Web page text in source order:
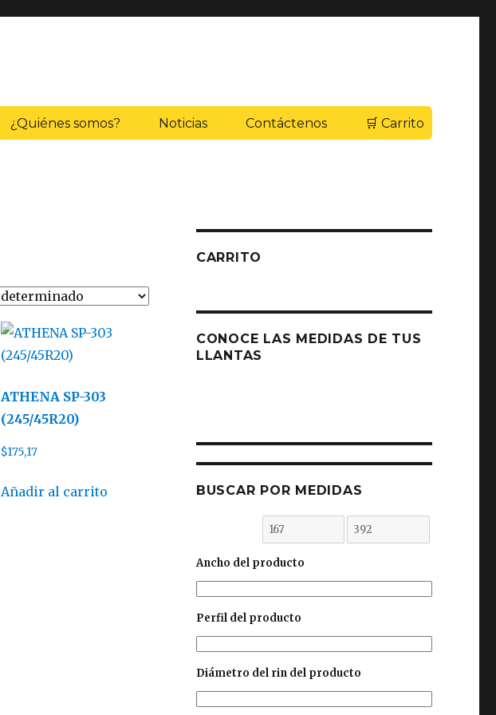
¿Quiénes somos? Noticias Contáctenos 🛒 Carrito
ATHENA SP-303
(245/45R20)
$175,17
Añadir al carrito
CARRITO
CONOCE LAS MEDIDAS DE TUS
LLANTAS
BUSCAR POR MEDIDAS
Ancho del producto
Perfil del producto
Diámetro del rin del producto